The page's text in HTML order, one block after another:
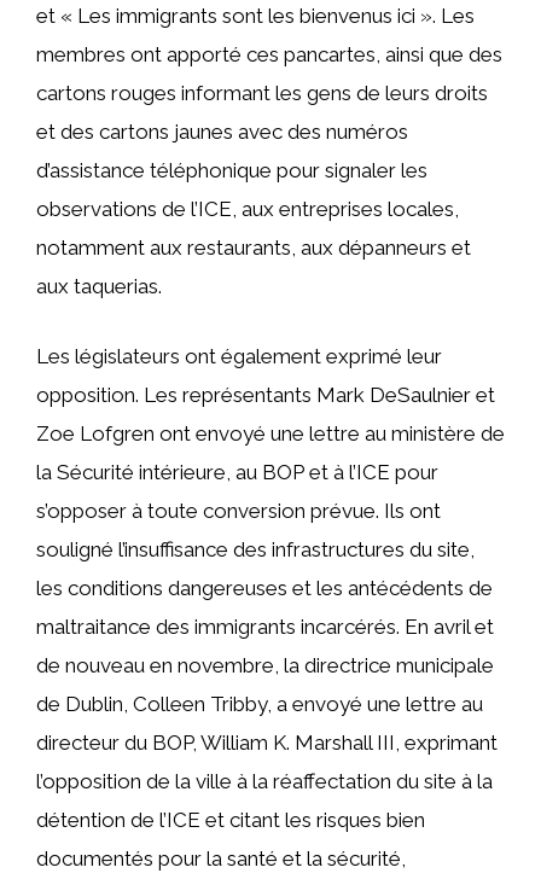
et « Les immigrants sont les bienvenus ici ». Les
membres ont apporté ces pancartes, ainsi que des
cartons rouges informant les gens de leurs droits
et des cartons jaunes avec des numéros
d’assistance téléphonique pour signaler les
observations de l’ICE, aux entreprises locales,
notamment aux restaurants, aux dépanneurs et
aux taquerias.
Les législateurs ont également exprimé leur
opposition. Les représentants Mark DeSaulnier et
Zoe Lofgren ont envoyé une lettre au ministère de
la Sécurité intérieure, au BOP et à l’ICE pour
s’opposer à toute conversion prévue. Ils ont
souligné l’insuffisance des infrastructures du site,
les conditions dangereuses et les antécédents de
maltraitance des immigrants incarcérés. En avril et
de nouveau en novembre, la directrice municipale
de Dublin, Colleen Tribby, a envoyé une lettre au
directeur du BOP, William K. Marshall III, exprimant
l’opposition de la ville à la réaffectation du site à la
détention de l’ICE et citant les risques bien
documentés pour la santé et la sécurité,